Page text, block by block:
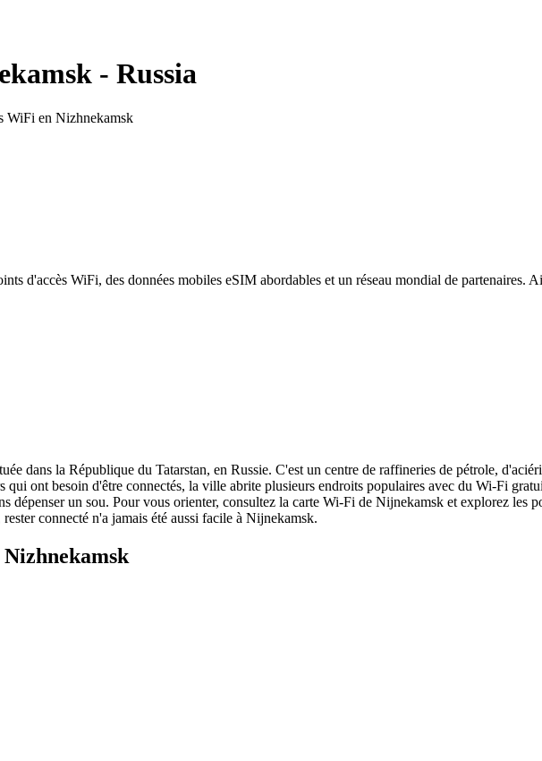
- Russia
WiFi en Nizhnekamsk
d'accès WiFi, des données mobiles eSIM abordables et un réseau mondial de partenaires.
dans la République du Tatarstan, en Russie. C'est un centre de raffineries de pétrole,
ont besoin d'être connectés, la ville abrite plusieurs endroits populaires avec du Wi-Fi
dépenser un sou. Pour vous orienter, consultez la carte Wi-Fi de Nijnekamsk et explorez les
connecté n'a jamais été aussi facile à Nijnekamsk.